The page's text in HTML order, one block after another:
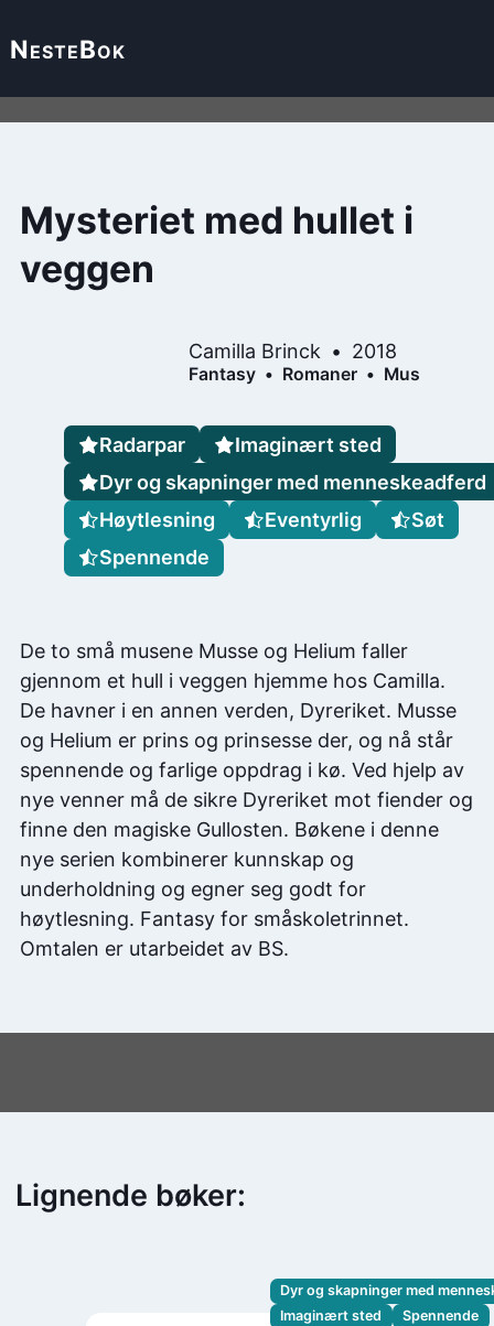
NesteBok
Mysteriet med hullet i
veggen
Camilla Brinck 2018
Fantasy Romaner Mus
De to små musene Musse og Helium faller
gjennom et hull i veggen hjemme hos Camilla.
De havner i en annen verden, Dyreriket. Musse
og Helium er prins og prinsesse der, og nå står
spennende og farlige oppdrag i kø. Ved hjelp av
nye venner må de sikre Dyreriket mot fiender og
finne den magiske Gullosten. Bøkene i denne
nye serien kombinerer kunnskap og
underholdning og egner seg godt for
høytlesning. Fantasy for småskoletrinnet.
Omtalen er utarbeidet av BS.
Radarpar
Imaginært sted
Dyr og skapninger med menneskeadferd
Høytlesning
Eventyrlig
Søt
Spennende
Lignende bøker:
Dyr og skapninger med
Imaginært sted
Spennende